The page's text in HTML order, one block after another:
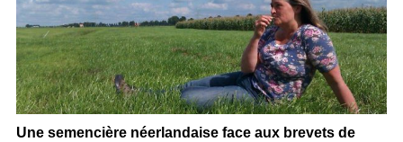
Une semencière néerlandaise face aux brevets de